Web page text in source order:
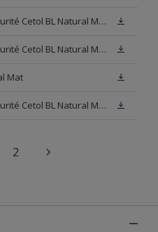
Fiche de données de sécurité Cetol BL Natural Mat Hêtre
Fiche de données de sécurité Cetol BL Natural Mat Chêne Clair
Mat
Fiche de données de sécurité Cetol BL Natural Mat Chêne Foncé
2